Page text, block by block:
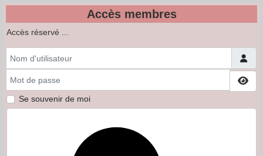
Accès membres
Accès réservé ...
Se souvenir de moi